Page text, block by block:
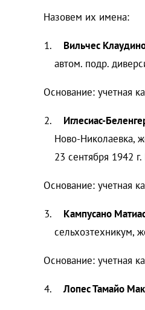
Назовем их имена:
Вильчес
автом. подр.
Основание: учетная
Иглесиас-
Ново-Николаевка,
23 сентября 1942
Основание: учетная
Кампусано
сельхозтехникум,
Основание: учетная
Лопес Тамайо